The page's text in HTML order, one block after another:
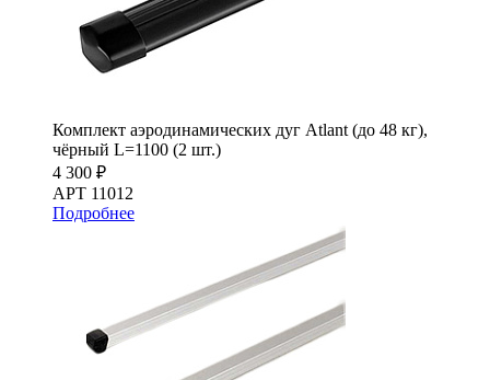
Комплект аэродинамических дуг Atlant (до 48 кг),
чёрный L=1100 (2 шт.)
4 300 ₽
АРТ 11012
Подробнее